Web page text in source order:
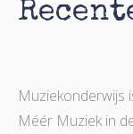
Muziekonderwijs
Méér Muziek in